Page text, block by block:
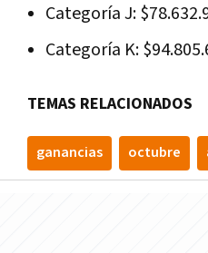
Categoría J:
Categoría K:
TEMAS RELACIONADOS
ganancias octubre